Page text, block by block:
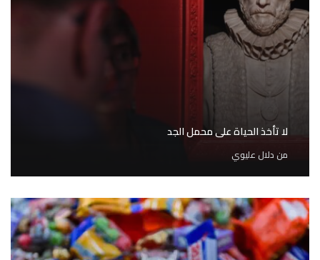
لا تأخذ الحياة على محمل الجد
من دلال عليوي